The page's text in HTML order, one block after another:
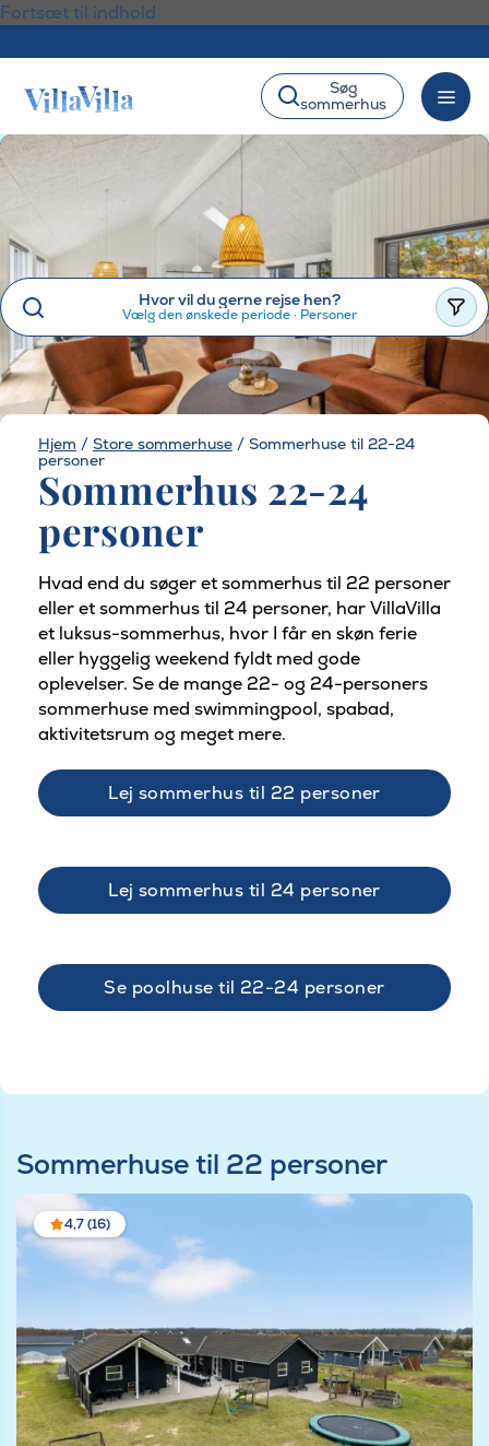
Fortsæt til indhold
Søg
sommerhus
Hvor vil du gerne rejse hen?
Vælg den ønskede periode· Personer
Hjem / Store sommerhuse / Sommerhuse til 22-24
personer
Sommerhus 22-24
personer
Hvad end du søger et sommerhus til 22 personer
eller et sommerhus til 24 personer, har VillaVilla
et luksus-sommerhus, hvor I får en skøn ferie
eller hyggelig weekend fyldt med gode
oplevelser. Se de mange 22- og 24-personers
sommerhuse med swimmingpool, spabad,
aktivitetsrum og meget mere.
Lej sommerhus til 22 personer
Lej sommerhus til 24 personer
Se poolhuse til 22-24 personer
Sommerhuse til 22 personer
4,7 (16)